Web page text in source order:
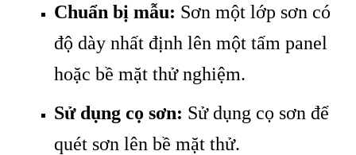
Chuẩn bị mẫu: Sơn một lớp sơn có
độ dày nhất định lên một tấm panel
hoặc bề mặt thử nghiệm.
Sử dụng cọ sơn: Sử dụng cọ sơn để
quét sơn lên bề mặt thử.